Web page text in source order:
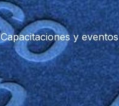
Capacitaciones y eventos